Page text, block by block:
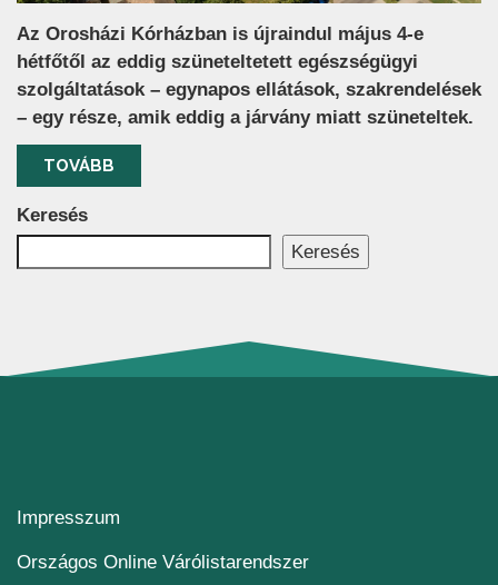
Az Orosházi Kórházban is újraindul május 4-e
hétfőtől az eddig szüneteltetett egészségügyi
szolgáltatások – egynapos ellátások, szakrendelések
– egy része, amik eddig a járvány miatt szüneteltek.
TOVÁBB
Keresés
Keresés
Impresszum
Országos Online Várólistarendszer(új ablakban nyílik